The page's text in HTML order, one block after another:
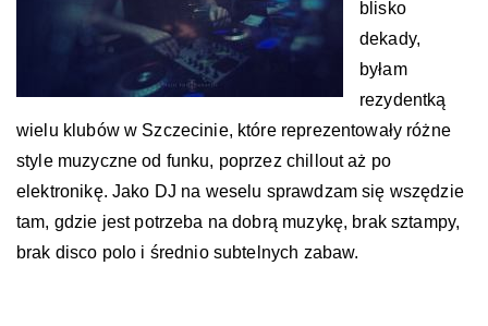
blisko
dekady,
byłam
rezydentką
wielu klubów w Szczecinie, które reprezentowały różne
style muzyczne od funku, poprzez chillout aż po
elektronikę. Jako DJ na weselu sprawdzam się wszędzie
tam, gdzie jest potrzeba na dobrą muzykę, brak sztampy,
brak disco polo i średnio subtelnych zabaw.